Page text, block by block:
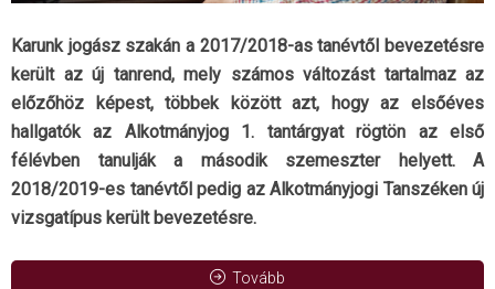
Karunk jogász szakán a 2017/2018-as tanévtől bevezetésre
került az új tanrend, mely számos változást tartalmaz az
előzőhöz képest, többek között azt, hogy az elsőéves
hallgatók az Alkotmányjog 1. tantárgyat rögtön az első
félévben tanulják a második szemeszter helyett. A
2018/2019-es tanévtől pedig az Alkotmányjogi Tanszéken új
vizsgatípus került bevezetésre.
Tovább